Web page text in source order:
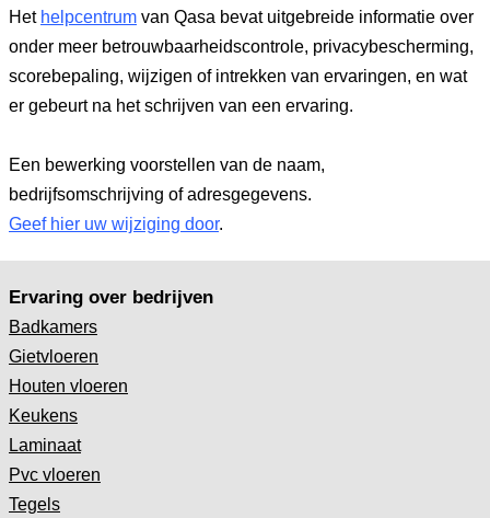
Het helpcentrum van Qasa bevat uitgebreide informatie over
onder meer betrouwbaarheidscontrole, privacybescherming,
scorebepaling, wijzigen of intrekken van ervaringen, en wat
er gebeurt na het schrijven van een ervaring.
Een bewerking voorstellen van de naam,
bedrijfsomschrijving of adresgegevens.
Geef hier uw wijziging door.
Ervaring over bedrijven
Badkamers
Gietvloeren
Houten vloeren
Keukens
Laminaat
Pvc vloeren
Tegels